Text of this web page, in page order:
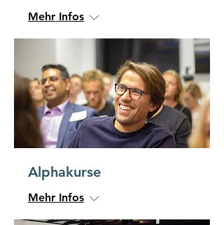
Mehr Infos
Alphakurse
Mehr Infos